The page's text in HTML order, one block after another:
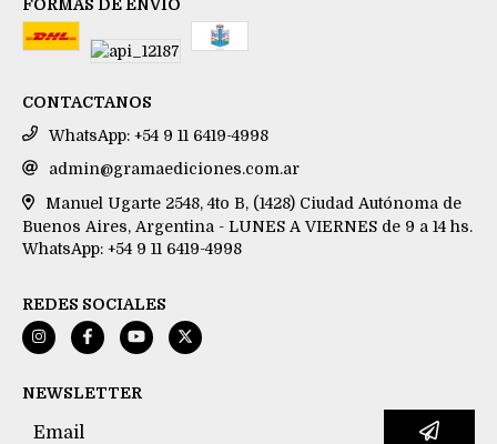
FORMAS DE ENVÍO
CONTACTANOS
WhatsApp: +54 9 11 6419-4998
admin@gramaediciones.com.ar
Manuel Ugarte 2548, 4to B, (1428) Ciudad Autónoma de
Buenos Aires, Argentina - LUNES A VIERNES de 9 a 14 hs.
WhatsApp: +54 9 11 6419-4998
REDES SOCIALES
NEWSLETTER